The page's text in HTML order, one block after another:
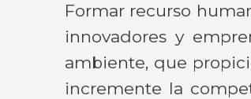
Formar recurso
innovadores y
ambiente, que
incremente la